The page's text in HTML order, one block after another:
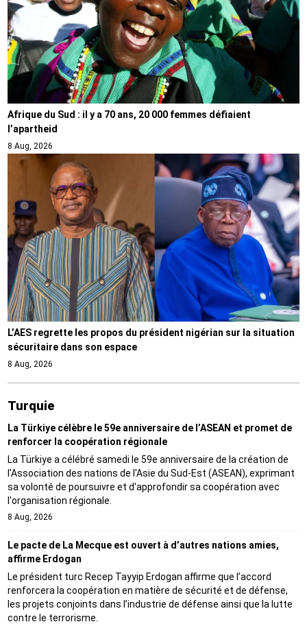
Afrique du Sud : il y a 70 ans, 20 000 femmes défiaient
l’apartheid
8 Aug, 2026
L’AES regrette les propos du président nigérian sur la situation
sécuritaire dans son espace
8 Aug, 2026
Turquie
La Türkiye célèbre le 59e anniversaire de l’ASEAN et promet de
renforcer la coopération régionale
La Türkiye a célébré samedi le 59e anniversaire de la création de
l'Association des nations de l'Asie du Sud-Est (ASEAN), exprimant
sa volonté de poursuivre et d'approfondir sa coopération avec
l'organisation régionale.
8 Aug, 2026
Le pacte de La Mecque est ouvert à d’autres nations amies,
affirme Erdogan
Le président turc Recep Tayyip Erdogan affirme que l’accord
renforcera la coopération en matière de sécurité et de défense,
les projets conjoints dans l’industrie de défense ainsi que la lutte
contre le terrorisme.